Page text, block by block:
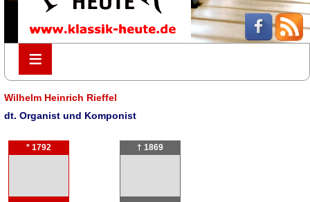
≡
≡
Wilhelm Heinrich Rieffel
dt. Organist und Komponist
* 1792 † 1869